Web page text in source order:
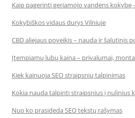
Kaip pagerinti geriamojo vandens kokybę
Kokybiškos vidaus durys Vilniuje
CBD aliejaus poveikis – nauda ir šalutinis
Įtempiamų lubų kaina – privalumai,
Kiek kainuoja SEO straipsnių talpinimas
Kokia nauda talpinti straipsnius į nulinius
Nuo ko prasideda SEO tekstų rašymas